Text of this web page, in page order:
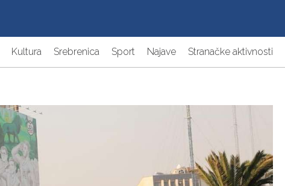
Kultura Srebrenica Sport Najave Stranačke aktivnosti